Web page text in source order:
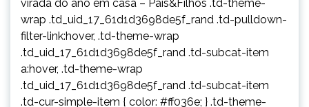
virada do ano em casa – Pais&Filhos .td-theme-
wrap .td_uid_17_61d1d3698de5f_rand .td-pulldown-
filter-link:hover, .td-theme-wrap
.td_uid_17_61d1d3698de5f_rand .td-subcat-item
a:hover, .td-theme-wrap
.td_uid_17_61d1d3698de5f_rand .td-subcat-item
.td-cur-simple-item { color: #ff036e; } .td-theme-